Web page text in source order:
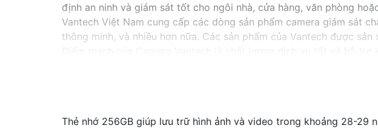
định an ninh và giám sát tốt cho ngôi nhà, cửa hàng, văn phòng
Vantech Việt Nam cung cấp các dòng sản phẩm camera giám sát
thông minh, và nhiều hơn nữa. Các sản phẩm của Vantech được
giúp bạn lựa chọn giải pháp camera phù hợp với nhu cầu và ngân
Nếu bạn đang tìm kiếm một giải pháp giám sát an ninh tốt cho
Thẻ nhớ 256GB giúp lưu trữ hình ảnh và video trong khoảng 28-29